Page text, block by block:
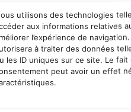
utilisons des technologies
aux informations relatives
l’expérience de
à traiter des données
les ID uniques sur ce site. Le
peut avoir un effet
7 sacs, elle peut
leur production.«
sociale. Mais la
Sur place, nous
et qui font des